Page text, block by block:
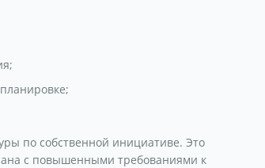
по собственной инициативе. Это
с повышенными требованиями к